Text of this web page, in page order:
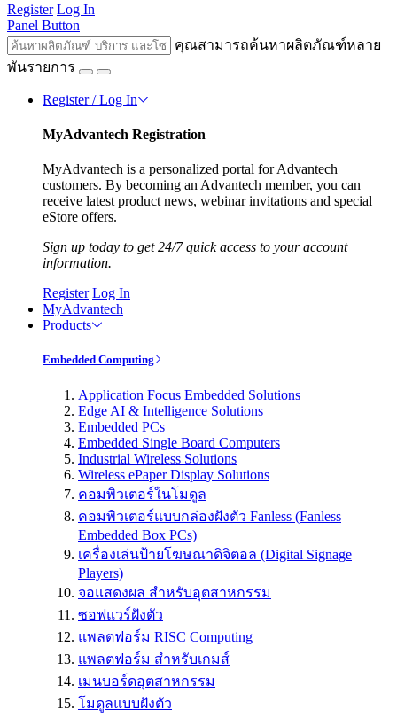
Register Log In
Panel Button
คุณสามารถค้นหาผลิตภัณฑ์หลาย
พันรายการ
Register / Log In
MyAdvantech Registration
MyAdvantech is a personalized portal for Advantech
customers. By becoming an Advantech member, you can
receive latest product news, webinar invitations and special
eStore offers.
Sign up today to get 24/7 quick access to your account
information.
Register Log In
MyAdvantech
Products
Embedded Computing
Application Focus Embedded Solutions
Edge AI & Intelligence Solutions
Embedded PCs
Embedded Single Board Computers
Industrial Wireless Solutions
Wireless ePaper Display Solutions
คอมพิวเตอร์ในโมดูล
คอมพิวเตอร์แบบกล่องฝังตัว Fanless (Fanless
Embedded Box PCs)
เครื่องเล่นป้ายโฆษณาดิจิตอล (Digital Signage
Players)
จอแสดงผล สำหรับอุตสาหกรรม
ซอฟแวร์ฝังตัว
แพลตฟอร์ม RISC Computing
แพลตฟอร์ม สำหรับเกมส์
เมนบอร์ดอุตสาหกรรม
โมดูลแบบฝังตัว